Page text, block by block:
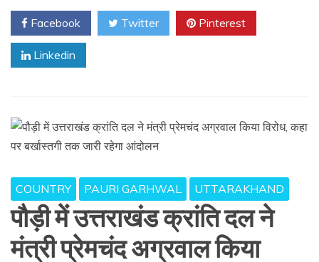
Facebook Twitter Pinterest
Linkedin
COUNTRY PAURI GARHWAL UTTARAKHAND
पौड़ी में उत्तराखंड क्रांति दल ने
मंत्री प्रेमचंद अग्रवाल किया